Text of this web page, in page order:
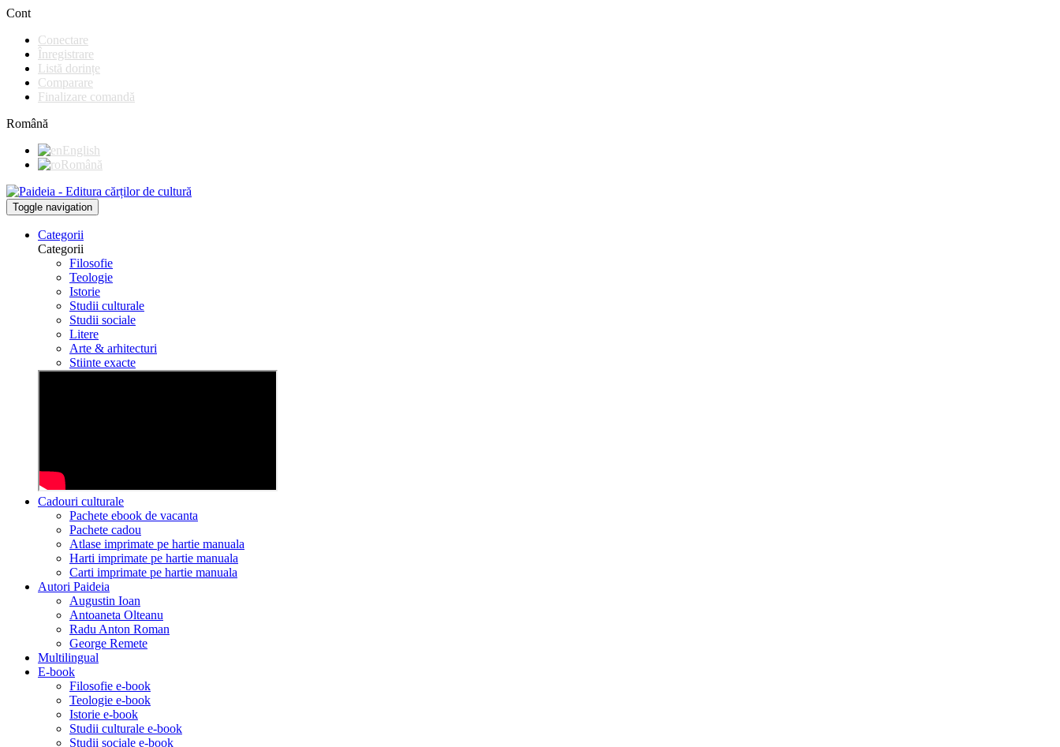
Cont
Conectare
Înregistrare
Listă dorințe
Comparare
Finalizare comandă
Română
English
Română
Toggle navigation
Categorii
Categorii
Filosofie
Teologie
Istorie
Studii culturale
Studii sociale
Litere
Arte & arhitecturi
Stiinte exacte
Cadouri culturale
Pachete ebook de vacanta
Pachete cadou
Atlase imprimate pe hartie manuala
Harti imprimate pe hartie manuala
Carti imprimate pe hartie manuala
Autori Paideia
Augustin Ioan
Antoaneta Olteanu
Radu Anton Roman
George Remete
Multilingual
E-book
Filosofie e-book
Teologie e-book
Istorie e-book
Studii culturale e-book
Studii sociale e-book